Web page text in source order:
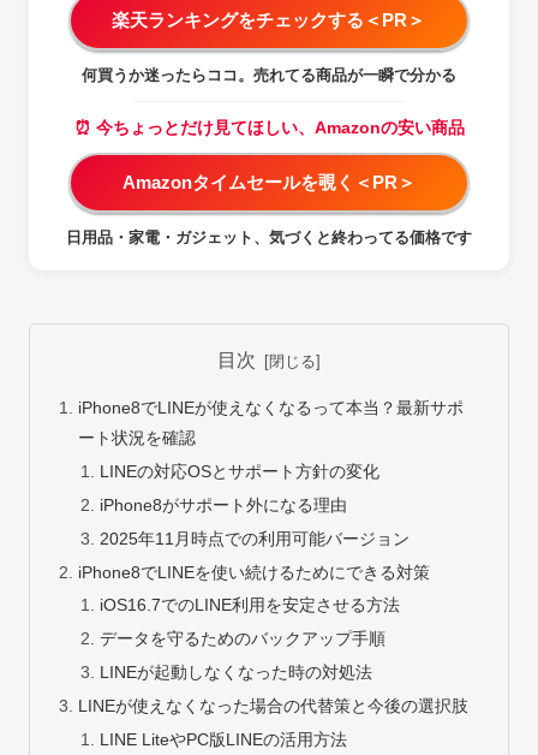
楽天ランキングをチェックする＜PR＞
何買うか迷ったらココ。売れてる商品が一瞬で分かる
⏰ 今ちょっとだけ見てほしい、Amazonの安い商品
Amazonタイムセールを覗く＜PR＞
日用品・家電・ガジェット、気づくと終わってる価格です
目次
iPhone8でLINEが使えなくなるって本当？最新サポ
ート状況を確認
LINEの対応OSとサポート方針の変化
iPhone8がサポート外になる理由
2025年11月時点での利用可能バージョン
iPhone8でLINEを使い続けるためにできる対策
iOS16.7でのLINE利用を安定させる方法
データを守るためのバックアップ手順
LINEが起動しなくなった時の対処法
LINEが使えなくなった場合の代替策と今後の選択肢
LINE LiteやPC版LINEの活用方法